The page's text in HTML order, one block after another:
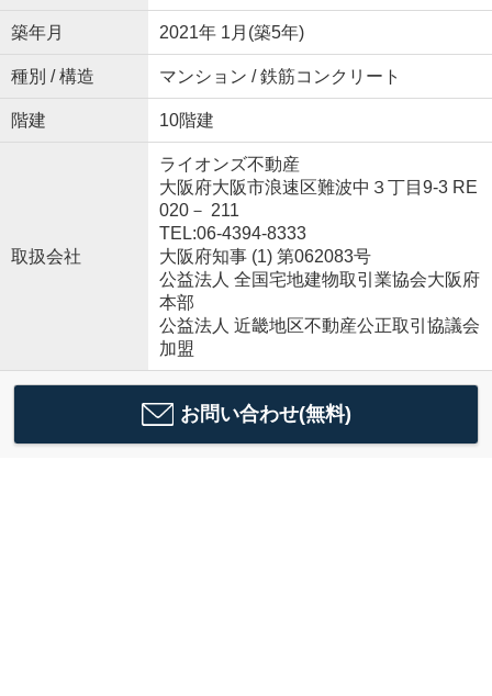
築年月 2021年 1月(築5年)
種別 / 構造 マンション / 鉄筋コンクリート
階建 10階建
取扱会社
ライオンズ不動産
大阪府大阪市浪速区難波中３丁目9-3 RE
020－ 211
TEL:06-4394-8333
大阪府知事 (1) 第062083号
公益法人 全国宅地建物取引業協会大阪府
本部
公益法人 近畿地区不動産公正取引協議会
加盟
お問い合わせ(無料)